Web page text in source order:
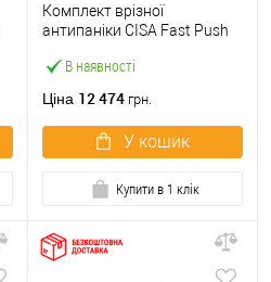
В наявності
Комплект врізної
антипаніки CISA Fast Push
червоний із замком та
Ціна 12 474 грн.
У кошик
Купити в 1 клік